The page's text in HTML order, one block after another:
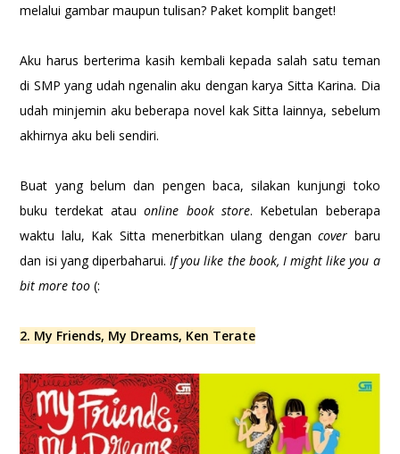
melalui gambar maupun tulisan? Paket komplit banget!
Aku harus berterima kasih kembali kepada salah satu teman
di SMP yang udah ngenalin aku dengan karya Sitta Karina. Dia
udah minjemin aku beberapa novel kak Sitta lainnya, sebelum
akhirnya aku beli sendiri.
Buat yang belum dan pengen baca, silakan kunjungi toko
buku terdekat atauonline book store. Kebetulan beberapa
waktu lalu, Kak Sitta menerbitkan ulang dengancover baru
dan isi yang diperbaharui.If you like the book, I might like you a
bit more too (:
2. My Friends, My Dreams, Ken Terate